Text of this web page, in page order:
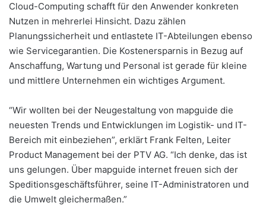
Cloud-Computing schafft für den Anwender konkreten
Nutzen in mehrerlei Hinsicht. Dazu zählen
Planungssicherheit und entlastete IT-Abteilungen ebenso
wie Servicegarantien. Die Kostenersparnis in Bezug auf
Anschaffung, Wartung und Personal ist gerade für kleine
und mittlere Unternehmen ein wichtiges Argument.
“Wir wollten bei der Neugestaltung von mapguide die
neuesten Trends und Entwicklungen im Logistik- und IT-
Bereich mit einbeziehen”, erklärt Frank Felten, Leiter
Product Management bei der PTV AG. “Ich denke, das ist
uns gelungen. Über mapguide internet freuen sich der
Speditionsgeschäftsführer, seine IT-Administratoren und
die Umwelt gleichermaßen.”